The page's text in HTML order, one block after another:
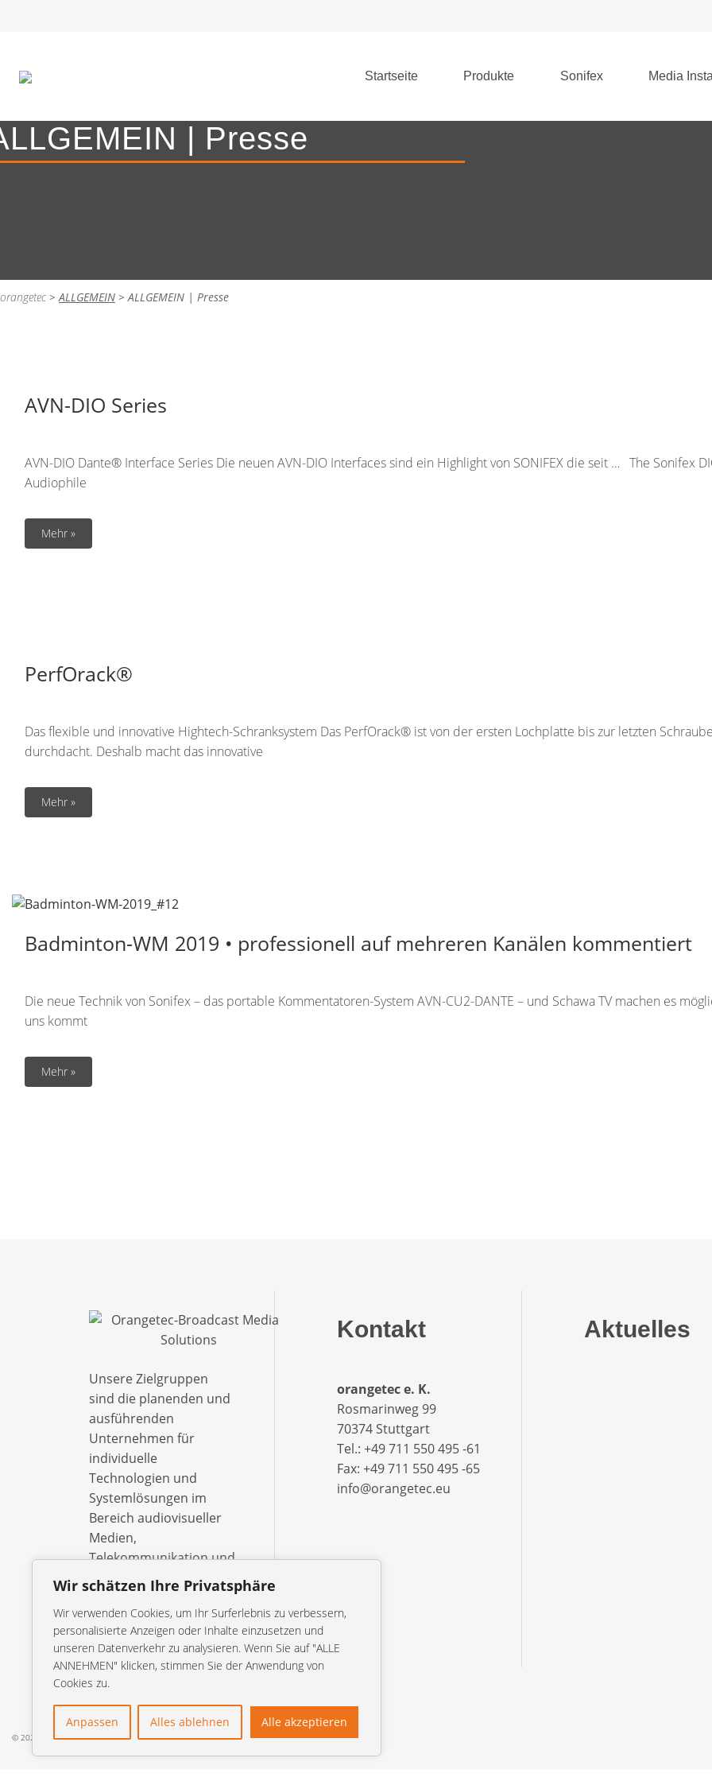
Wir schätzen Ihre Privatsphäre
Wir verwenden Cookies, um Ihr Surferlebnis zu verbessern,
personalisierte Anzeigen oder Inhalte einzusetzen und
unseren Datenverkehr zu analysieren. Wenn Sie auf "ALLE
ANNEHMEN" klicken, stimmen Sie der Anwendung von
Cookies zu.
Anpassen Alles ablehnen Alle akzeptieren
Startseite Produkte Sonifex Media
| Presse
orangetec >ALLGEMEIN >ALLGEMEIN | Presse
AVN-DIO Series
AVN-DIO Dante® Interface Series Die neuen AVN-DIO Interfaces sind ein Highlight von SONIFEX die seit … The Sonifex
Audiophile
Mehr »
PerfOrack®
Das flexible und innovative Hightech-Schranksystem Das PerfOrack® ist von der ersten Lochplatte bis zur letzten
durchdacht. Deshalb macht das innovative
Mehr »
Badminton-WM 2019 • professionell auf mehreren Kanälen kommentiert
Die neue Technik von Sonifex – das portable Kommentatoren-System AVN-CU2-DANTE – und Schawa TV machen es
uns kommt
Mehr »
Unsere Zielgruppen
sind die planenden und
ausführenden
Unternehmen für
individuelle
Technologien und
Systemlösungen im
Bereich audiovisueller
Medien,
Telekommunikation und
Informationsverarbeitung
öffentlich-rechtlichen
Sendeanstalten, Studios
und Behörden.
Kontakt
orangetec e. K.
Rosmarinweg 99
70374 Stuttgart
Tel.: +49 711 550 495 -61‬
Fax: +49 711 550 495 -65‬
info@orangetec.eu
Aktuelles
© 2026 orangetec